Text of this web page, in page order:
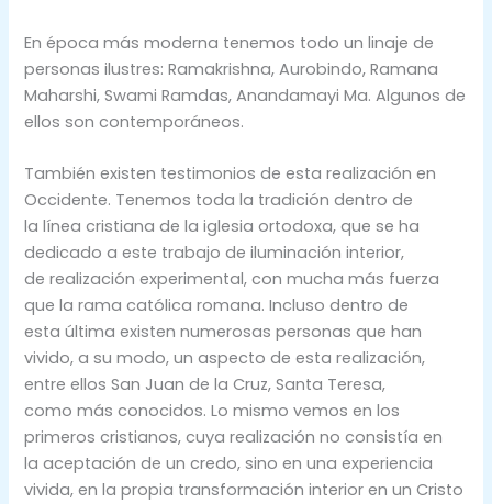
En época más moderna tenemos todo un linaje de
personas ilustres: Ramakrishna, Aurobindo, Ramana
Maharshi, Swami Ramdas, Anandamayi Ma. Algunos de
ellos son contemporáneos.
También existen testimonios de esta realización en
Occidente. Tenemos toda la tradición dentro de
la línea cristiana de la iglesia ortodoxa, que se ha
dedicado a este trabajo de iluminación interior,
de realización experimental, con mucha más fuerza
que la rama católica romana. Incluso dentro de
esta última existen numerosas personas que han
vivido, a su modo, un aspecto de esta realización,
entre ellos San Juan de la Cruz, Santa Teresa,
como más conocidos. Lo mismo vemos en los
primeros cristianos, cuya realización no consistía en
la aceptación de un credo, sino en una experiencia
vivida, en la propia transformación interior en un Cristo